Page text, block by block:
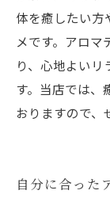
体を癒したい方
メです。アロ
り、心地よい
す。当店では、
おりますので、
自分に合った